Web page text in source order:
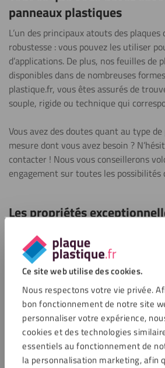
Ce site web utilise des cookies.
Nous respectons votre vie privée.
bon fonctionnement de notre site
personnaliser votre expérience,
cookies et des technologies
essentiels au fonctionnement de
la personnalisation marketing, afin
panneaux plastiques
L’un des principaux atouts des
robustesse : vous pouvez les utiliser
d’applications. De plus, nos feuilles de
disponibles dans de nombreuses
plastique.fr, vous êtes assurés de
souple, rigide ou technique qui
Vous avez des doutes quant au type
mesure dont vous avez besoin ?
contacter ! Nous vous conseillerons
engagement sur toutes les possibilités
Les propriétés
Nous proposons des plaques de
pour divers usages, chacune ayant des
spécifiques. Vous trouverez dans
choix de matériaux, de la plaque fine
plastiquesrésistants aux UVet/ouà la
des plaques conçues pour unusage
matériaux plastiquesouples, ou au
Grâce à leur faible densité, les